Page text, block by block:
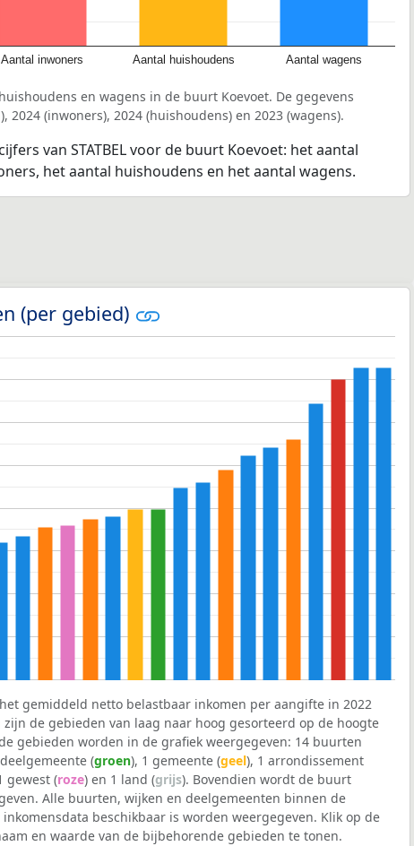
Aantal inwoners Aantal huishoudens Aantal wagens
en wagens in de buurt Koevoet. De gegevens
2024 (inwoners), 2024 (huishoudens) en 2023 (wagens).
van STATBEL voor de buurt Koevoet: het aantal
het aantal huishoudens en het aantal wagens.
(per gebied)
gemiddeld netto belastbaar inkomen per aangifte in 2022
de gebieden van laag naar hoog gesorteerd op de hoogte
gebieden worden in de grafiek weergegeven: 14 buurten
(groen), 1 gemeente (geel), 1 arrondissement
gewest (roze) en 1 land (grijs). Bovendien wordt de buurt
Alle buurten, wijken en deelgemeenten binnen de
beschikbaar is worden weergegeven. Klik op de
en waarde van de bijbehorende gebieden te tonen.